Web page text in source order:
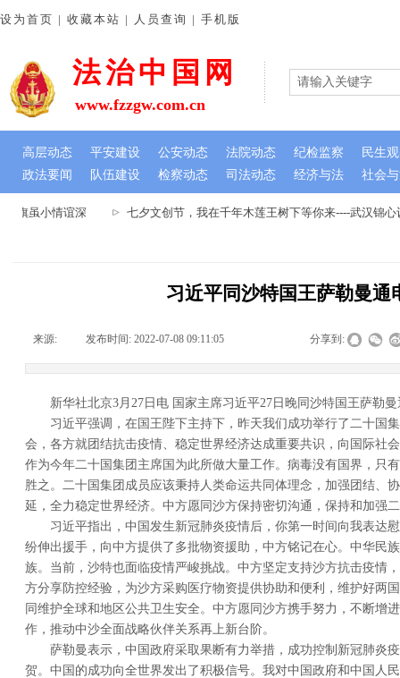
旗虽小情谊深 七夕文创节，我在千年木莲王树下等你来----武汉锦心
法治中国网
政法要闻 队伍建设 检察动态 司法动态 经济与法 社会
设为首页 | 收藏本站 | 人员查询 | 手机版
www.fzzgw.com.cn
高层动态 平安建设 公安动态 法院动态 纪检监察 民生
习近平同沙特国王萨勒曼通
来源: 发布时间: 2022-07-08 09:11:05 分享到:
新华社北京3月27日电 国家主席习近平27日晚同沙特国王萨勒
习近平强调，在国王陛下主持下，昨天我们成功举行了二十国
会，各方就团结抗击疫情、稳定世界经济达成重要共识，向国际社
作为今年二十国集团主席国为此所做大量工作。病毒没有国界，只
胜之。二十国集团成员应该秉持人类命运共同体理念，加强团结、
延，全力稳定世界经济。中方愿同沙方保持密切沟通，保持和加强
习近平指出，中国发生新冠肺炎疫情后，你第一时间向我表达
纷伸出援手，向中方提供了多批物资援助，中方铭记在心。中华民
族。当前，沙特也面临疫情严峻挑战。中方坚定支持沙方抗击疫情
方分享防控经验，为沙方采购医疗物资提供协助和便利，维护好两
同维护全球和地区公共卫生安全。中方愿同沙方携手努力，不断增
作，推动中沙全面战略伙伴关系再上新台阶。
萨勒曼表示，中国政府采取果断有力举措，成功控制新冠肺炎
贺。中国的成功向全世界发出了积极信号。我对中国政府和中国人